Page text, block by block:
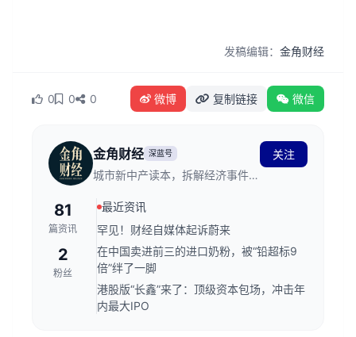
发稿编辑： 金角财经
0 0 0 微博 复制链接 微信
金角财经 深蓝号
城市新中产读本，拆解经济事件背
关注
81
篇资讯
2
粉丝
最近资讯
罕见！财经自媒体起诉蔚来
在中国卖进前三的进口奶粉，被“铅超标9
倍”绊了一脚
港股版“长鑫”来了：顶级资本包场，冲击年
内最大IPO